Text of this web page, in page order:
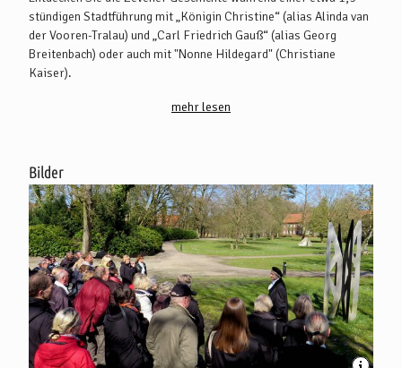
stündigen Stadtführung mit „Königin Christine“ (alias Alinda van
der Vooren-Tralau) und „Carl Friedrich Gauß“ (alias Georg
Breitenbach) oder auch mit "Nonne Hildegard" (Christiane
Kaiser).
Im historischen Gewand berichten die Gästeführer/innen aus
Haben wir Sie neugierig gemacht?
mehr lesen
Bilder